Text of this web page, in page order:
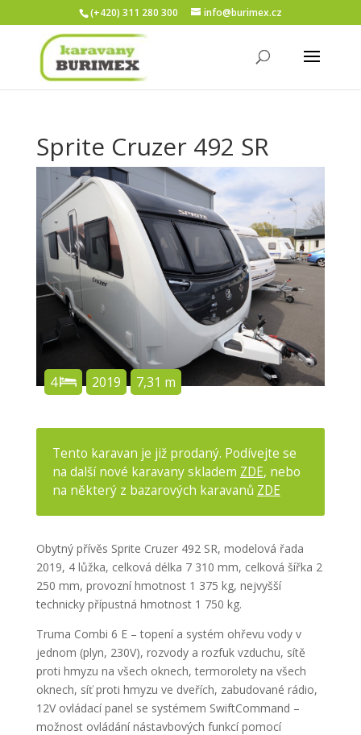
(+420) 311 280 300 info@burimex.cz
Sprite Cruzer 492 SR
4 2019 7,31 m
Tento karavan je již prodaný. Podívejte se
na další nové karavany skladem ZDE, nebo
na některý z bazarových karavanů ZDE
Obytný přívěs Sprite Cruzer 492 SR, modelová řada
2019, 4 lůžka, celková délka 7 310 mm, celková šířka 2
250 mm, provozní hmotnost 1 375 kg, nejvyšší
technicky přípustná hmotnost 1 750 kg.
Truma Combi 6 E – topení a systém ohřevu vody v
jednom (plyn, 230V), rozvody a rozfuk vzduchu, sítě
proti hmyzu na všech oknech, termorolety na všech
oknech, síť proti hmyzu ve dveřích, zabudované rádio,
12V ovládací panel se systémem SwiftCommand –
možnost ovládání nástavbových funkcí pomocí